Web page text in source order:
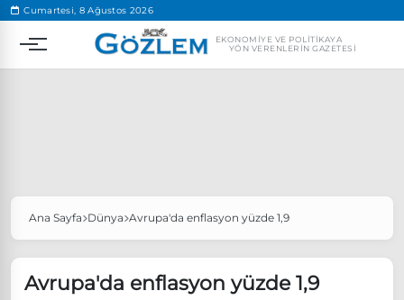
Cumartesi, 8 Ağustos 2026
EKONOMIYE VE POLITIKAYA
YÖN VERENLERIN GAZETESI
Popüler Aramalar
Özgür Özel, Ekrem İmamoğlu’nu ziyaret edecek
Ana Sayfa Dünya Avrupa'da enflasyon yüzde 1,9
Avrupa'da enflasyon yüzde 1,9